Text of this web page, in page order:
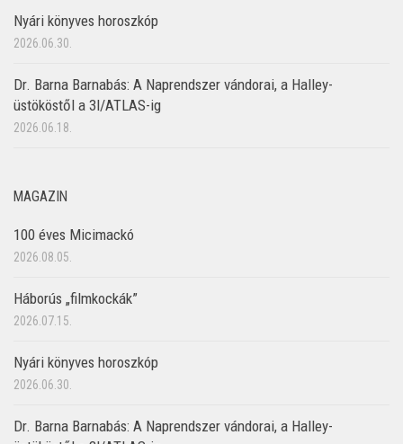
Nyári könyves horoszkóp
2026.06.30.
Dr. Barna Barnabás: A Naprendszer vándorai, a Halley-
üstököstől a 3I/ATLAS-ig
2026.06.18.
MAGAZIN
100 éves Micimackó
2026.08.05.
Háborús „filmkockák”
2026.07.15.
Nyári könyves horoszkóp
2026.06.30.
Dr. Barna Barnabás: A Naprendszer vándorai, a Halley-